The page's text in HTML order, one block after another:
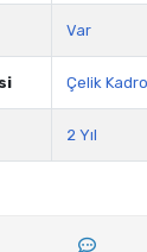
Var
Çelik Kadro
2 Yıl